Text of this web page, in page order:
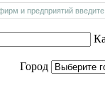
и предприятий
Город